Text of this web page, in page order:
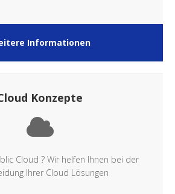
Informationen
Konzepte
Cloud ? Wir helfen Ihnen bei der
Ihrer Cloud Lösungen